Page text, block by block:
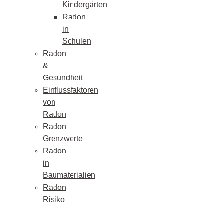
Kindergärten
Radon
in
Schulen
Radon
&
Gesundheit
Einflussfaktoren
von
Radon
Radon
Grenzwerte
Radon
in
Baumaterialien
Radon
Risiko